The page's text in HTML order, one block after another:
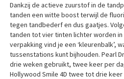
Dankzij de actieve zuurstof in de
tanden een witte boost terwijl de
tegen tandbederf en dus gaatjes.
tanden tot vier tinten lichter worden
verpakking vind je een ‘kleurenbalk’,
tussenstations kunt bijhouden. Pearl
drie weken gebruikt, twee keer per
Hollywood Smile 4D twee tot drie